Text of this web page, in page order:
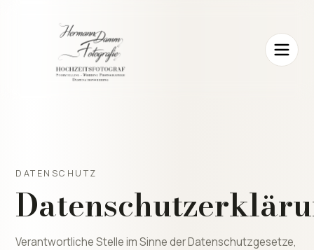
DATENSCHUTZ
Verantwortliche Stelle im Sinne der Datenschutzgesetze,